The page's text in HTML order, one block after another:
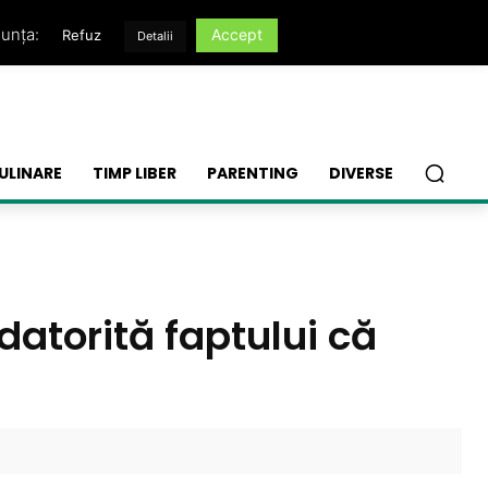
TIMP LIBER PARENTING DIVERSE
faptului că
Refuz Detalii Accept